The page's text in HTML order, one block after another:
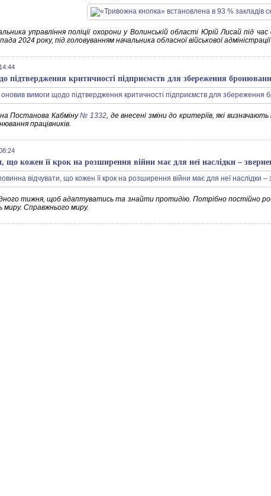
управління поліції охорони у Волинській області Юрій Лисай під
2024 року, під головуванням начальника обласної військової
підтвердження критичності підприємств для збереження
Постанова Кабміну№ 1332, де внесені зміни до критеріїв, які
працівників.
що кожен її крок на розширення війни має для неї наслідки –
тижня, щоб адаптуватись та знайти протидію. Потрібно постійно
Справжнього миру.